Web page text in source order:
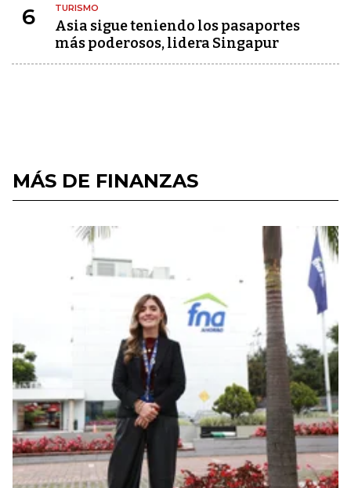
6 TURISMO
Asia sigue teniendo los pasaportes
más poderosos, lidera Singapur
MÁS DE FINANZAS